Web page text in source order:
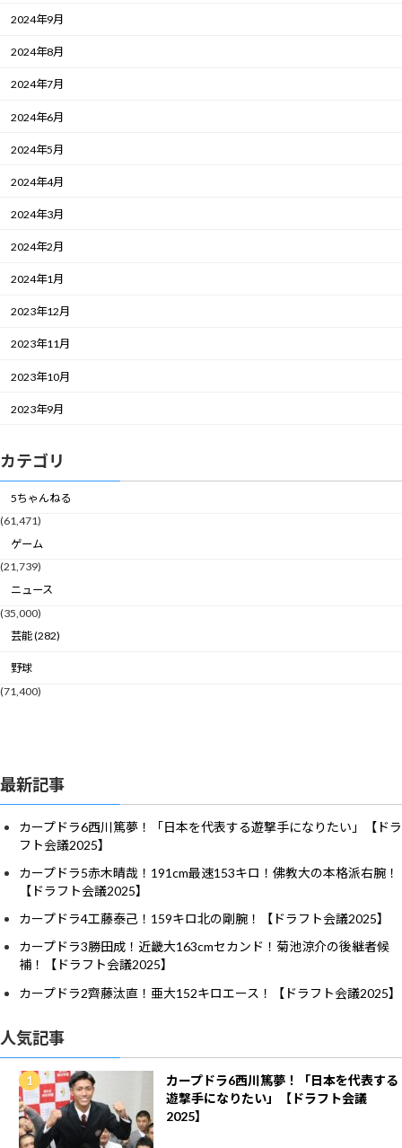
2024年9月
2024年8月
2024年7月
2024年6月
2024年5月
2024年4月
2024年3月
2024年2月
2024年1月
2023年12月
2023年11月
2023年10月
2023年9月
カテゴリ
5ちゃんねる
(61,471)
ゲーム
(21,739)
ニュース
(35,000)
芸能 (282)
野球
(71,400)
最新記事
カープドラ6西川篤夢！「日本を代表する遊撃手になりたい」【ドラ
フト会議2025】
カープドラ5赤木晴哉！191cm最速153キロ！佛教大の本格派右腕！
【ドラフト会議2025】
カープドラ4工藤泰己！159キロ北の剛腕！【ドラフト会議2025】
カープドラ3勝田成！近畿大163cmセカンド！菊池涼介の後継者候
補！【ドラフト会議2025】
カープドラ2齊藤汰直！亜大152キロエース！【ドラフト会議2025】
人気記事
カープドラ6西川篤夢！「日本を代表する
遊撃手になりたい」【ドラフト会議
2025】